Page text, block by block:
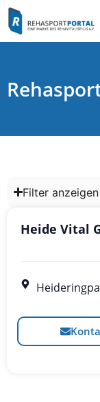
Filter
Heide Vital